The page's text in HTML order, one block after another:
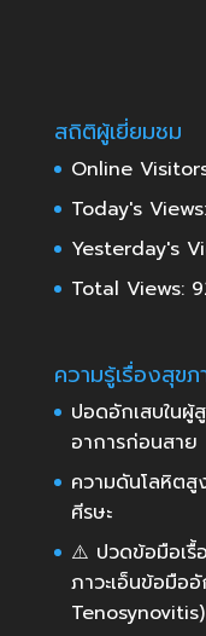
สถิติผู้เยี่ยมชม
Online
Today's Views:
Yesterday's
Total Views:
ความรู้เรื่องสุข
ปอดอักเสบในผู้
อาการก่อนสาย
ความดันโลหิตสู
ศีรษะ
⚠️ ปวดข้อมือเรื้
ภาวะเอ็นข้อมือ